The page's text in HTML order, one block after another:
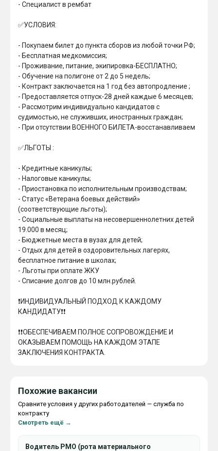
- Специалист в рембат
✅УСЛОВИЯ:
- Покупаем билет до пункта сборов из любой точки РФ;
- Бесплатная медкомиссия;
- Проживание, питание, экипировка-БЕСПЛАТНО;
- Обучение на полигоне от 2 до 5 недель;
- Контракт заключается на 1 год без автопродление ;
- ⁠Предоставляется отпуск-28 дней каждые 6 месяцев;
- Рассмотрим индивидуально кандидатов с
судимостью, не служивших, иностранных граждан;
- При отсутствии ВОЕННОГО БИЛЕТА-восстанавливаем
✅ЛЬГОТЫ :
- Кредитные каникулы;
- ⁠Налоговые каникулы;
- ⁠Приостановка по исполнительным производствам;
- Статус «Ветерана боевых действий»
(соответствующие льготы);
- ⁠Социальные выплаты на несовершеннолетних детей
19.000 в месяц;
- Бюджетные места в вузах для детей;
- Отдых для детей в оздоровительных лагерях,
бесплатное питание в школах;
- Льготы при оплате ЖКУ
- ⁠Списание долгов до 10 млн.рублей.
❗️ИНДИВИДУАЛЬНЫЙ ПОДХОД К КАЖДОМУ
КАНДИДАТУ❗️❗️
❗️❗️ОБЕСПЕЧИВАЕМ ПОЛНОЕ СОПРОВОЖДЕНИЕ И
ОКАЗЫВАЕМ ПОМОЩЬ НА КАЖДОМ ЭТАПЕ
Похожие вакансии
Сравните условия у других работодателей — служба по
контракту
Смотреть ещё →
Водитель РМО (рота материального